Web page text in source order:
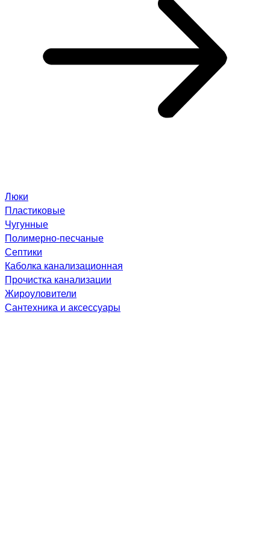
Люки
Пластиковые
Чугунные
Полимерно-песчаные
Септики
Каболка канализационная
Прочистка канализации
Жироуловители
Сантехника и аксессуары